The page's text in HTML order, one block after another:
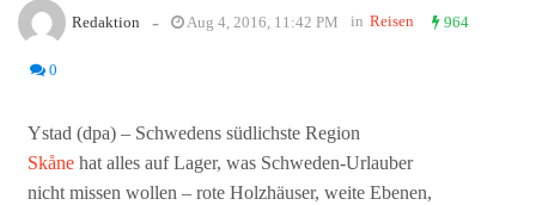
Redaktion - Aug 4, 2016, 11:42 PM in Reisen 964
0
Ystad (dpa) – Schwedens südlichste Region
Skåne hat alles auf Lager, was Schweden-Urlauber
nicht missen wollen – rote Holzhäuser, weite Ebenen,